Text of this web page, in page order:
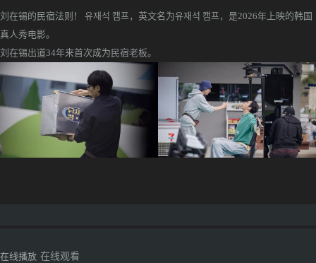
刘在锡的民宿法则！ 유재석 캠프，英文名为유재석 캠프，是2026年上映的韩国
真人秀电影。
刘在锡出道34年来首次成为民宿老板。
在线播放 在线观看